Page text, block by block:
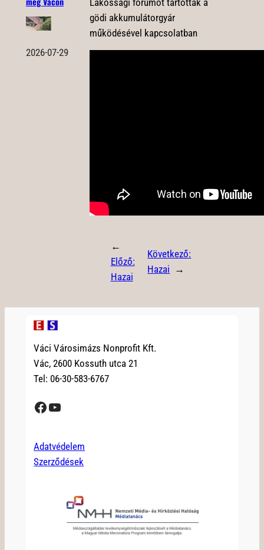
2026-07-29
gödi akkumulátorgyár
működésével kapcsolatban
←
Előző:
Hazai
Következő:
Hazai →
Váci Városimázs Nonprofit Kft.
Vác, 2600 Kossuth utca 21
Tel: 06-30-583-6767
Facebook YouTube
Adatvédelem
Szerződések